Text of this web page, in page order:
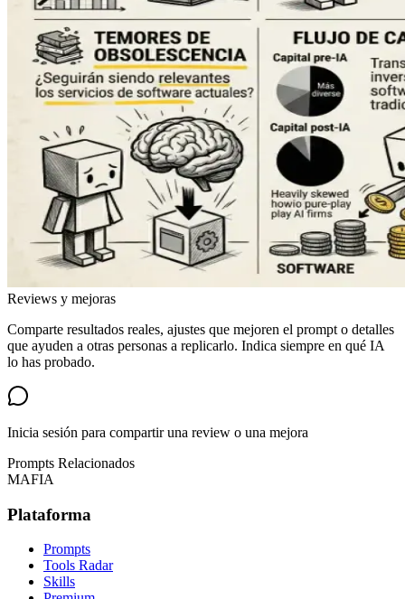
Reviews y mejoras
Comparte resultados reales, ajustes que mejoren el prompt o detalles
que ayuden a otras personas a replicarlo. Indica siempre en qué IA
lo has probado.
Inicia sesión para compartir una review o una mejora
Prompts Relacionados
MAFIA
Plataforma
Prompts
Tools Radar
Skills